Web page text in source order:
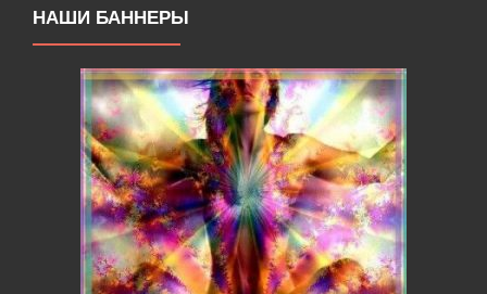
НАШИ БАННЕРЫ